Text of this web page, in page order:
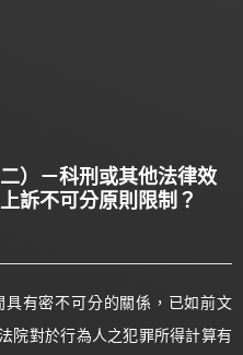
）－科刑或其他法律效
訴不可分原則限制？
有密不可分的關係，已如前文
院對於行為人之犯罪所得計算有